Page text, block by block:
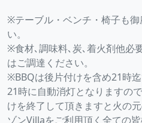
※テーブル・ベンチ・椅子も
い。
※食材､調味料､炭､着火剤他必
はご調達ください。
※BBQは後片付けを含め21時
21時に自動消灯となりますの
けを終了して頂きますと火の
ゾンVillaをご利用頂く全ての